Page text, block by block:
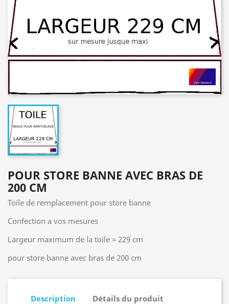
POUR STORE BANNE AVEC BRAS DE
200 CM
Toile de remplacement pour store banne
Confection a vos mesures
Largeur maximum de la toile = 229 cm
pour store banne avec bras de 200 cm
Description Détails du produit